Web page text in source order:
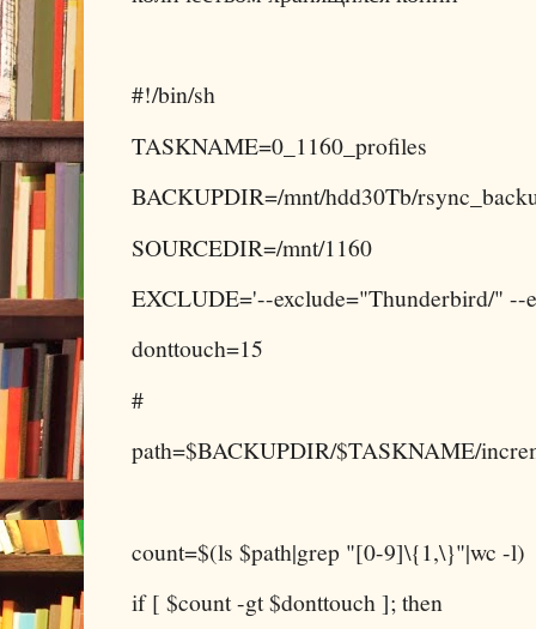
#!/bin/sh
TASKNAME=0_1160_profiles
BACKUPDIR=/mnt/hdd30Tb/
SOURCEDIR=/mnt/1160
EXCLUDE='--exclude="Thunderbird/" --
donttouch=15
#
path=$BACKUPDIR/$TASKNAME/
count=$(ls $path|grep "[0-9]\{1,\}"|wc -l)
if [ $count -gt $donttouch ]; then